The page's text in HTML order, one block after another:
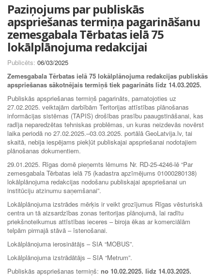
Paziņojums par publiskās
apspriešanas termiņa pagarināšanu
zemesgabala Tērbatas ielā 75
lokālplānojuma redakcijai
Publicēts: 06/03/2025
Zemesgabala Tērbatas ielā 75 lokālplānojuma redakcijas publiskās
apspriešanas sākotnējais termiņš tiek pagarināts līdz 14.03.2025.
Publiskās apspriešanas termiņš pagarināts, pamatojoties uz
27.02.2025. veiktajām darbībām Teritorijas attīstības plānošanas
informācijas sistēmas (TAPIS) drošības prasību paaugstināšanai, kas
radīja neparedzētas tehniskas problēmas, un kuras neizdevās novērst
laika periodā no 27.02.2025.–03.03.2025. portālā GeoLatvija.lv, tai
skaitā, nebija iespējams piekļūt publiskajai apspriešanai nodotajiem
plānošanas dokumentiem.
29.01.2025. Rīgas domē pieņemts lēmums Nr. RD-25-4246-lē “Par
zemesgabala Tērbatas ielā 75 (kadastra apzīmējums 01000280138)
lokālplānojuma redakcijas nodošanu publiskajai apspriešanai un
institūciju atzinumu saņemšanai”.
Lokālplānojuma izstrādes mērķis ir veikt grozījumus Rīgas vēsturiskā
centra un tā aizsardzības zonas teritorijas plānojumā, lai radītu
priekšnoteikumus attīstības ieceres – biroja ēkas ar komerciālām
telpām pirmajā stāvā – īstenošanai.
Lokālplānojuma ierosinātājs – SIA “MOBUS”.
Lokālplānojuma izstrādātājs – SIA “Metrum”.
Publiskās apspriešanas termiņš: no 10.02.2025. līdz 14.03.2025.